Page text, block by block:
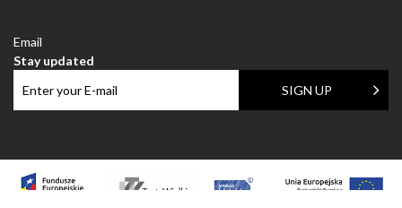
Email
Stay updated